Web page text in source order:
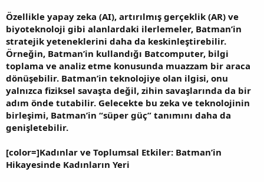
Özellikle yapay zeka (AI), artırılmış gerçeklik (AR) ve
biyoteknoloji gibi alanlardaki ilerlemeler, Batman’in
stratejik yeteneklerini daha da keskinleştirebilir.
Örneğin, Batman’in kullandığı Batcomputer, bilgi
toplama ve analiz etme konusunda muazzam bir araca
dönüşebilir. Batman’in teknolojiye olan ilgisi, onu
yalnızca fiziksel savaşta değil, zihin savaşlarında da bir
adım önde tutabilir. Gelecekte bu zeka ve teknolojinin
birleşimi, Batman’in “süper güç” tanımını daha da
genişletebilir.
[color=]Kadınlar ve Toplumsal Etkiler: Batman’in
Hikayesinde Kadınların Yeri